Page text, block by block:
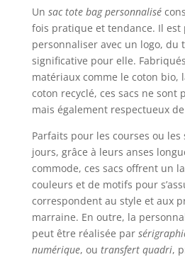
Un sac tote bag personnalisé
fois pratique et tendance. Il est
personnaliser avec un logo, du
significative pour elle.
matériaux comme le coton bio,
coton recyclé, ces sacs ne sont
mais également respectueux
Parfaits pour les courses ou les
jours, grâce à leurs anses
commode, ces sacs offrent un
couleurs et de motifs pour
correspondent au style et aux
marraine. En outre, la
peut être réalisée par
numérique, ou transfert quadri,